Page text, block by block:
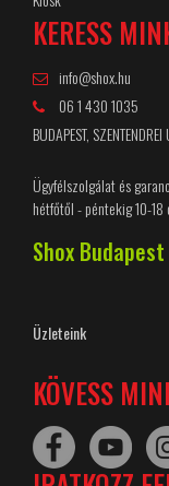
KERESS
info@shox.hu
06 1 430 1035
BUDAPEST,
Ügyfélszolgálat és
hétfőtől - péntekig 10-18
Shox
Üzleteink
KÖVESS